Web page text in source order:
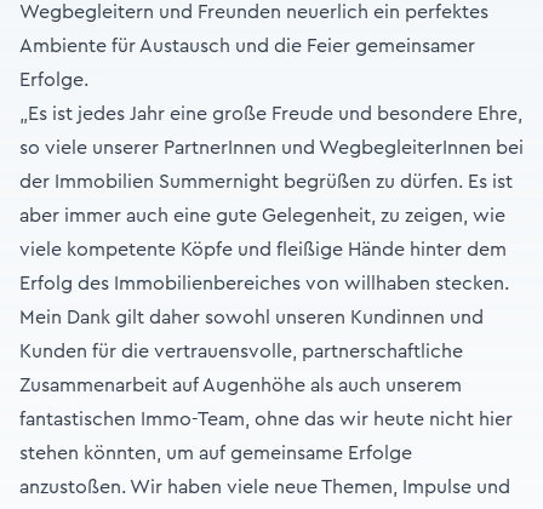
Wegbegleitern und Freunden neuerlich ein perfektes
Ambiente für Austausch und die Feier gemeinsamer
Erfolge.
„Es ist jedes Jahr eine große Freude und besondere Ehre,
so viele unserer PartnerInnen und WegbegleiterInnen bei
der Immobilien Summernight begrüßen zu dürfen. Es ist
aber immer auch eine gute Gelegenheit, zu zeigen, wie
viele kompetente Köpfe und fleißige Hände hinter dem
Erfolg des Immobilienbereiches von willhaben stecken.
Mein Dank gilt daher sowohl unseren Kundinnen und
Kunden für die vertrauensvolle, partnerschaftliche
Zusammenarbeit auf Augenhöhe als auch unserem
fantastischen Immo-Team, ohne das wir heute nicht hier
stehen könnten, um auf gemeinsame Erfolge
anzustoßen. Wir haben viele neue Themen, Impulse und